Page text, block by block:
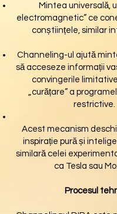
Mintea universală,
electromagnetic” ce
conștiințele, similar
Channeling-ul ajută
să acceseze informații
convingerile
„curățare” a
restrictive.
Acest mecanism
inspirație pură și
similară celei
ca Tesla sau
Procesul